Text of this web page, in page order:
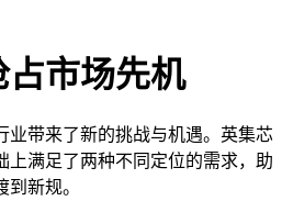
市场先机
业带来了新的挑战与机遇。英集芯
上满足了两种不同定位的需求，助
新规。